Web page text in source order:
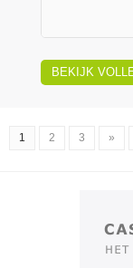
BEKIJK
1 2 3 »